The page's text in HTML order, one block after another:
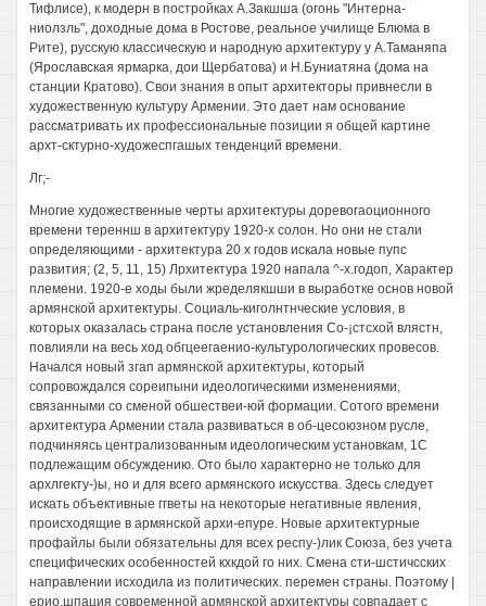
Тифлисе), к модерн в постройках А.Закшша (огонь "Интерна-
ниолзль", доходные дома в Ростове, реальное училище Блюма в
Рите), русскую классическую и народную архитектуру у А.Таманяпа
(Ярославская ярмарка, дои Щербатова) и Н.Буниатяна (дома на
станции Кратово). Свои знания в опыт архитекторы привнесли в
художественную культуру Армении. Это дает нам основание
рассматривать их профессиональные позиции я общей картине
архт-сктурно-художеспгашых тенденций времени.
Лг;-
Многие художественные черты архитектуры доревогаоционного
времени тереннш в архитектуру 1920-х солон. Но они не стали
определяющими - архитектура 20 х годов искала новые пупс
развития; (2, 5, 11, 15) Лрхитектура 1920 напала ^-х.годоп, Характер
племени. 1920-е ходы были жределякшши в выработке основ новой
армянской архитектуры. Социаль-киголнтнческие условия, в
которых оказалась страна после установления Со-¡стсхой влястн,
повлияли на весь ход обгцеегаенио-культурологических провесов.
Начался новый згап армянской архитектуры, который
сопровождался сореипыни идеологическими изменениями,
связанными со сменой обшествеи-юй формации. Сотого времени
архитектура Армении стала развиваться в об-цесоюзном русле,
подчиняясь централизованным идеологическим установкам, 1С
подлежащим обсуждению. Ото было характерно не только для
архлгекту-)ы, но и для всего армянского искусства. Здесь следует
искать объективные ггветы на некоторые негативные явления,
происходящие в армянской архи-епуре. Новые архитектурные
профайлы были обязательны для всех респу-)лик Союза, без учета
специфических особенностей кхкдой го них. Смена сти-шстичсских
направлении исходила из политических. перемен страны. Поэтому |
ерио.шпация современной армянской архитектуры совпадает с